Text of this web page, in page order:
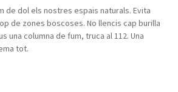
de dol els nostres espais naturals. Evita
de zones boscoses. No llencis cap burilla
una columna de fum, truca al 112. Una
tot.